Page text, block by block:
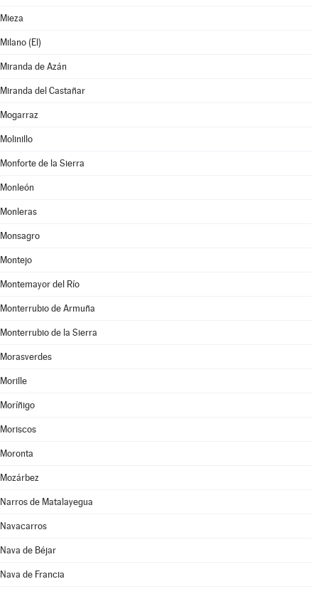
Mieza
Milano (El)
Miranda de Azán
Miranda del Castañar
Mogarraz
Molinillo
Monforte de la Sierra
Monleón
Monleras
Monsagro
Montejo
Montemayor del Río
Monterrubio de Armuña
Monterrubio de la Sierra
Morasverdes
Morille
Moríñigo
Moriscos
Moronta
Mozárbez
Narros de Matalayegua
Navacarros
Nava de Béjar
Nava de Francia